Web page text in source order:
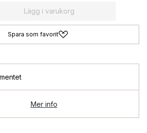
Lägg i varukorg
Spara som favorit
Mer info